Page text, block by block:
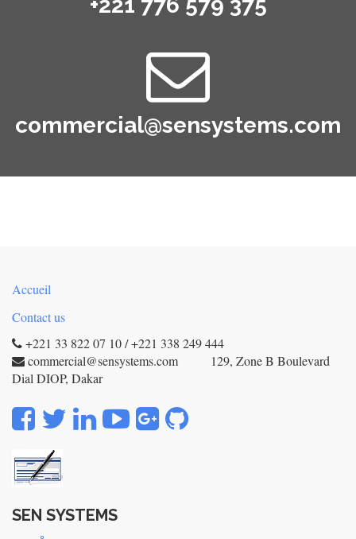
commercial@sensystems.com
Accueil
Contact us
+221 33 822 07 10 / +221 338 249 444
commercial@sensystems.com 129, Zone B Boulevard
Dial DIOP, Dakar
SEN SYSTEMS